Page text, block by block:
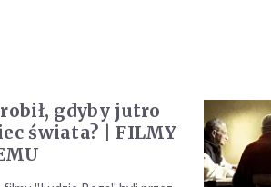
gdyby jutro
świata? | FILMY